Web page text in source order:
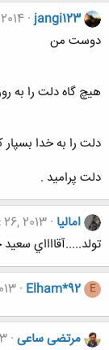
jangi123
دوست من
هیچ گاه دلت را به
دلت را به خدا
دلت پرامید .
امالیا 2013
تولد.....آقااااي
E
Elham*92
مرتضی ساعی